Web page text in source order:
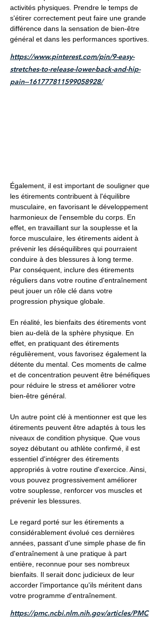
activités physiques. Prendre le temps de
s'étirer correctement peut faire une grande
différence dans la sensation de bien-être
général et dans les performances sportives.
https://www.pinterest.com/pin/9-easy-
stretches-to-release-lower-back-and-hip-
pain--161777811599058928/
Également, il est important de souligner que
les étirements contribuent à l'équilibre
musculaire, en favorisant le développement
harmonieux de l'ensemble du corps. En
effet, en travaillant sur la souplesse et la
force musculaire, les étirements aident à
prévenir les déséquilibres qui pourraient
conduire à des blessures à long terme.
Par conséquent, inclure des étirements
réguliers dans votre routine d'entraînement
peut jouer un rôle clé dans votre
progression physique globale.
En réalité, les bienfaits des étirements vont
bien au-delà de la sphère physique. En
effet, en pratiquant des étirements
régulièrement, vous favorisez également la
détente du mental. Ces moments de calme
et de concentration peuvent être bénéfiques
pour réduire le stress et améliorer votre
bien-être général.
Un autre point clé à mentionner est que les
étirements peuvent être adaptés à tous les
niveaux de condition physique. Que vous
soyez débutant ou athlète confirmé, il est
essentiel d'intégrer des étirements
appropriés à votre routine d'exercice. Ainsi,
vous pouvez progressivement améliorer
votre souplesse, renforcer vos muscles et
prévenir les blessures.
Le regard porté sur les étirements a
considérablement évolué ces dernières
années, passant d'une simple phase de fin
d'entraînement à une pratique à part
entière, reconnue pour ses nombreux
bienfaits. Il serait donc judicieux de leur
accorder l'importance qu'ils méritent dans
votre programme d'entraînement.
https://pmc.ncbi.nlm.nih.gov/articles/PMC